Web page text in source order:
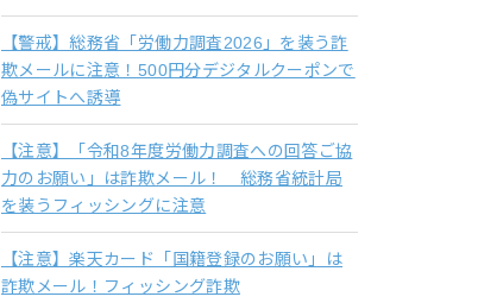
【警戒】総務省「労働力調査2026」を装う詐
欺メールに注意！500円分デジタルクーポンで
偽サイトへ誘導
【注意】「令和8年度労働力調査への回答ご協
力のお願い」は詐欺メール！ 総務省統計局
を装うフィッシングに注意
【注意】楽天カード「国籍登録のお願い」は
詐欺メール！フィッシング詐欺